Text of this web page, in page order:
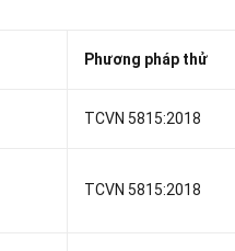
Phương pháp thử
TCVN 5815:2018
TCVN 5815:2018